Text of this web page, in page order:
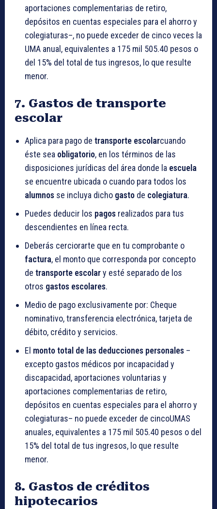
aportaciones complementarias de retiro,
depósitos en cuentas especiales para el ahorro y
colegiaturas–, no puede exceder de cinco veces la
UMA anual, equivalentes a 175 mil 505.40 pesos o
del 15% del total de tus ingresos, lo que resulte
menor.
7. Gastos de transporte
escolar
Aplica para pago de transporte escolarcuando
éste sea obligatorio, en los términos de las
disposiciones jurídicas del área donde la escuela
se encuentre ubicada o cuando para todos los
alumnos se incluya dicho gasto de colegiatura.
Puedes deducir los pagos realizados para tus
descendientes en línea recta.
Deberás cerciorarte que en tu comprobante o
factura, el monto que corresponda por concepto
de transporte escolary esté separado de los
otros gastos escolares.
Medio de pago exclusivamente por: Cheque
nominativo, transferencia electrónica, tarjeta de
débito, crédito y servicios.
El monto total de las deducciones personales –
excepto gastos médicos por incapacidad y
discapacidad, aportaciones voluntarias y
aportaciones complementarias de retiro,
depósitos en cuentas especiales para el ahorro y
colegiaturas– no puede exceder de cincoUMAS
anuales, equivalentes a 175 mil 505.40 pesos o del
15% del total de tus ingresos, lo que resulte
menor.
8. Gastos de créditos
hipotecarios